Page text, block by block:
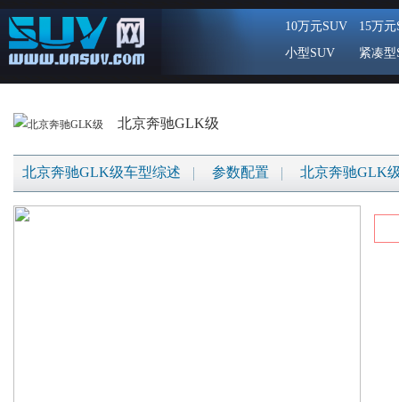
10万元SUV
15万
小型SUV
紧凑型
北京奔驰GLK级
北京奔驰GLK级车型综述 参数配置 北京奔驰GLK